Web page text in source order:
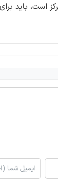
است، باید